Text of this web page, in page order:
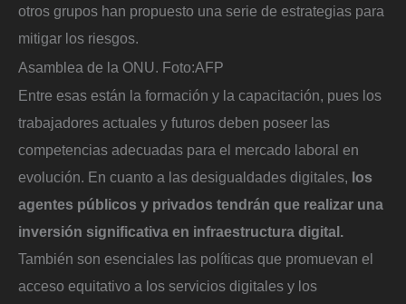
otros grupos han propuesto una serie de estrategias para
mitigar los riesgos.
Asamblea de la ONU. Foto:AFP
Entre esas están la formación y la capacitación, pues los
trabajadores actuales y futuros deben poseer las
competencias adecuadas para el mercado laboral en
evolución. En cuanto a las desigualdades digitales, los
agentes públicos y privados tendrán que realizar una
inversión significativa en infraestructura digital.
También son esenciales las políticas que promuevan el
acceso equitativo a los servicios digitales y los